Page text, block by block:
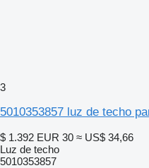
3
5010353857 luz de techo
$ 1.392 EUR 30 ≈ US$ 34,66
Luz de techo
5010353857